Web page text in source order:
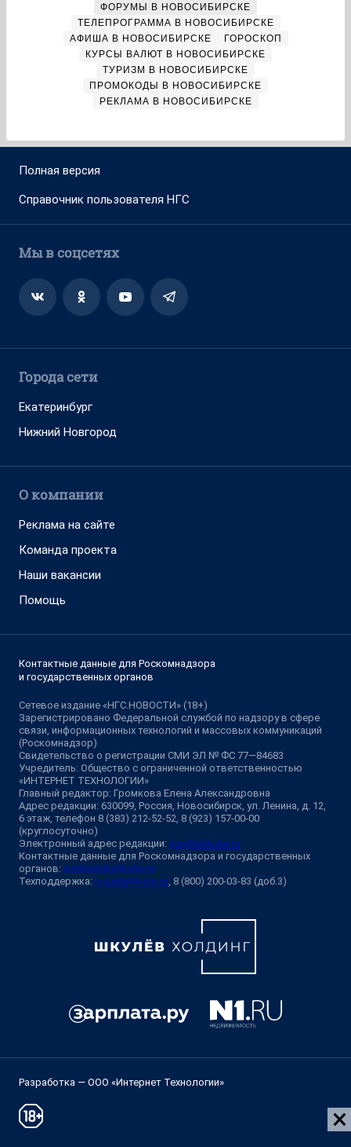
ФОРУМЫ В НОВОСИБИРСКЕ
ТЕЛЕПРОГРАММА В НОВОСИБИРСКЕ
АФИША В НОВОСИБИРСКЕ
ГОРОСКОП
КУРСЫ ВАЛЮТ В НОВОСИБИРСКЕ
ТУРИЗМ В НОВОСИБИРСКЕ
ПРОМОКОДЫ В НОВОСИБИРСКЕ
РЕКЛАМА В НОВОСИБИРСКЕ
Полная версия
Справочник пользователя НГС
Мы в соцсетях
Города сети
Екатеринбург
Нижний Новгород
О компании
Реклама на сайте
Команда проекта
Наши вакансии
Помощь
Контактные данные для Роскомнадзора
и государственных органов
Сетевое издание «НГС.НОВОСТИ» (18+)
Зарегистрировано Федеральной службой по надзору в сфере
связи, информационных технологий и массовых коммуникаций
(Роскомнадзор)
Свидетельство о регистрации СМИ ЭЛ № ФС 77—84683
Учредитель: Общество с ограниченной ответственностью
«ИНТЕРНЕТ ТЕХНОЛОГИИ»
Главный редактор: Громкова Елена Александровна
Адрес редакции: 630099, Россия, Новосибирск, ул. Ленина, д. 12,
6 этаж, телефон 8 (383) 212-52-52, 8 (923) 157-00-00
(круглосуточно)
Электронный адрес редакции: ngs@shkulev.ru
Контактные данные для Роскомнадзора и государственных
органов: juristnsk@shkulev.ru
Техподдержка: help@shkulev.ru , 8 (800) 200-03-83 (доб.3)
Разработка — ООО «Интернет Технологии»